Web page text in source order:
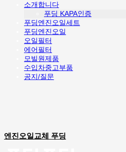
소개합니다
푸딩 KAPA인증
푸딩엔진오일세트
푸딩엔진오일
오일필터
에어필터
모빌원제품
수입차중고부품
공지/질문
엔진오일교체 푸딩